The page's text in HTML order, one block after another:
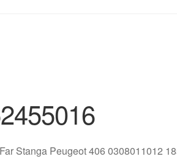
Stanga Peugeot 406 0308011012